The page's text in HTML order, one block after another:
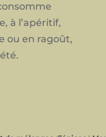
à l’apéritif,
ou en ragoût,